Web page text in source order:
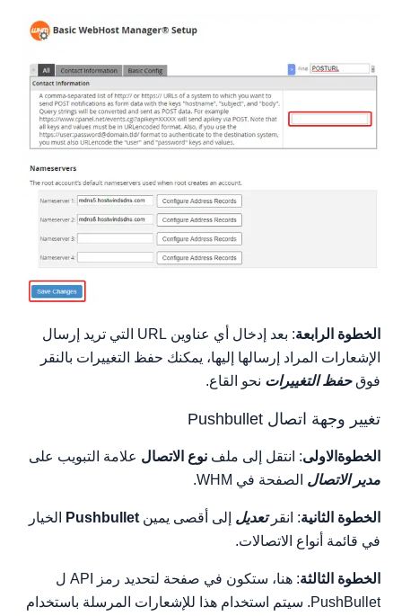
الخطوة الرابعة
: بعد إدخال أي عناوين URL التي تريد إرسال
الإشعارات المراد إرسالها إليها، يمكنك حفظ التغييرات بالنقر
فوقحفظ التغييرات نحو القاع.
تغيير وجهة اتصال Pushbullet
الخطوةالاولى: انتقل إلى ملف نوع الاتصال علامة التبويب على
مدير الاتصال الصفحة في WHM.
الخطوة الثانية: انقرتعديل إلى أقصى يمين Pushbullet
الخيار
في قائمة أنواع الاتصالات.
الخطوة الثالثة
: هنا، ستكون في صفحة لتحديد رمز API ل
PushBullet. سيتم استخدام هذا للإشعارات المرسلة باستخدام